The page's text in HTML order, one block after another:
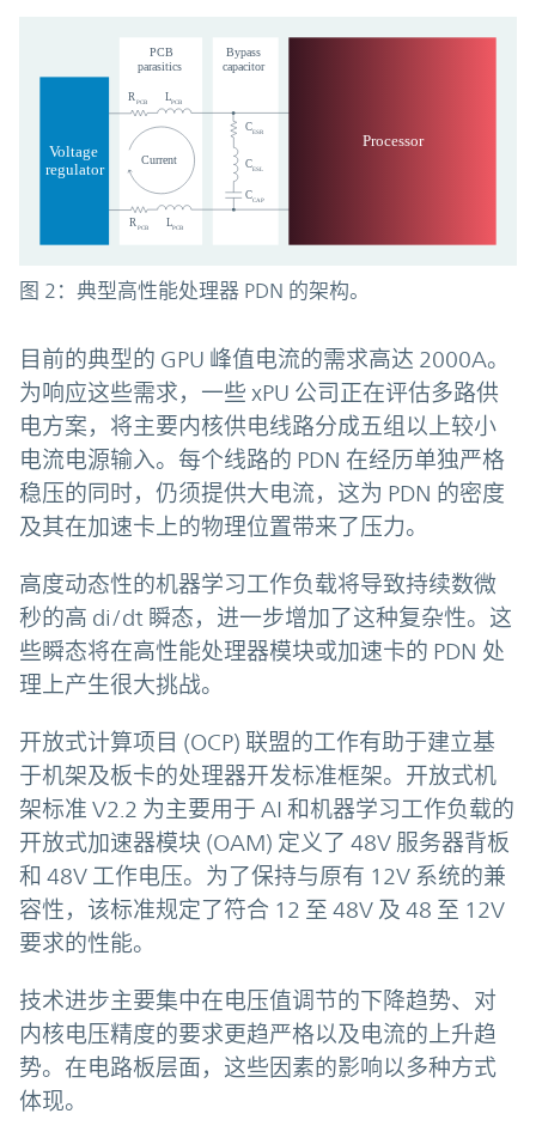
图 2：典型高性能处理器 PDN 的架构。
目前的典型的 GPU 峰值电流的需求高达 2000A。
为响应这些需求，一些 xPU 公司正在评估多路供
电方案，将主要内核供电线路分成五组以上较小
电流电源输入。每个线路的 PDN 在经历单独严格
稳压的同时，仍须提供大电流，这为 PDN 的密度
及其在加速卡上的物理位置带来了压力。
高度动态性的机器学习工作负载将导致持续数微
秒的高 di/dt 瞬态，进一步增加了这种复杂性。这
些瞬态将在高性能处理器模块或加速卡的 PDN 处
理上产生很大挑战。
开放式计算项目 (OCP) 联盟的工作有助于建立基
于机架及板卡的处理器开发标准框架。开放式机
架标准 V2.2 为主要用于 AI 和机器学习工作负载的
开放式加速器模块 (OAM) 定义了 48V 服务器背板
和 48V 工作电压。为了保持与原有 12V 系统的兼
容性，该标准规定了符合 12 至 48V 及 48 至 12V
要求的性能。
技术进步主要集中在电压值调节的下降趋势、对
内核电压精度的要求更趋严格以及电流的上升趋
势。在电路板层面，这些因素的影响以多种方式
体现。